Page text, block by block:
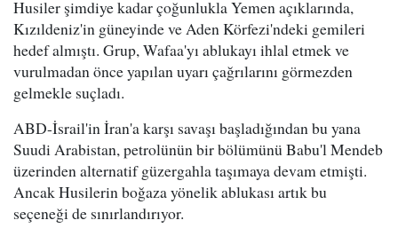
Husiler şimdiye kadar çoğunlukla Yemen açıklarında,
Kızıldeniz'in güneyinde ve Aden Körfezi'ndeki gemileri
hedef almıştı. Grup, Wafaa'yı ablukayı ihlal etmek ve
vurulmadan önce yapılan uyarı çağrılarını görmezden
gelmekle suçladı.
ABD-İsrail'in İran'a karşı savaşı başladığından bu yana
Suudi Arabistan, petrolünün bir bölümünü Babu'l Mendeb
üzerinden alternatif güzergahla taşımaya devam etmişti.
Ancak Husilerin boğaza yönelik ablukası artık bu
seçeneği de sınırlandırıyor.